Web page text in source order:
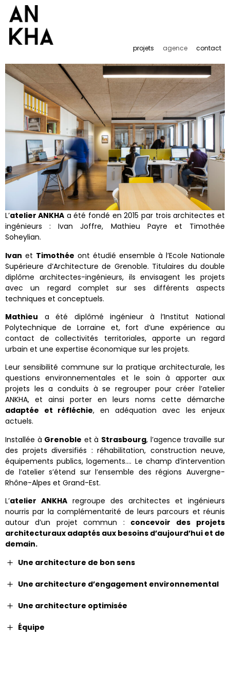
projets agence contact
L’atelier ANKHA a été fondé en 2015 par trois architectes et
ingénieurs : Ivan Joffre, Mathieu Payre et Timothée
Soheylian.
Ivan et Timothée ont étudié ensemble à l’Ecole Nationale
Supérieure d’Architecture de Grenoble. Titulaires du double
diplôme architectes-ingénieurs, ils envisagent les projets
avec un regard complet sur ses différents aspects
techniques et conceptuels.
Mathieu a été diplômé ingénieur à l’Institut National
Polytechnique de Lorraine et, fort d’une expérience au
contact de collectivités territoriales, apporte un regard
urbain et une expertise économique sur les projets.
Leur sensibilité commune sur la pratique architecturale, les
questions environnementales et le soin à apporter aux
projets les a conduits à se regrouper pour créer l’atelier
ANKHA, et ainsi porter en leurs noms cette démarche
adaptée et réfléchie, en adéquation avec les enjeux
actuels.
Installée à Grenoble et à Strasbourg, l’agence travaille sur
des projets diversifiés : réhabilitation, construction neuve,
équipements publics, logements…. Le champ d’intervention
de l’atelier s’étend sur l’ensemble des régions Auvergne-
Rhône-Alpes et Grand-Est.
L’atelier ANKHA regroupe des architectes et ingénieurs
nourris par la complémentarité de leurs parcours et réunis
autour d’un projet commun : concevoir des projets
architecturaux adaptés aux besoins d’aujourd’hui et de
demain.
Une architecture de bon sens
Une architecture d’engagement environnemental
Une architecture optimisée
Équipe